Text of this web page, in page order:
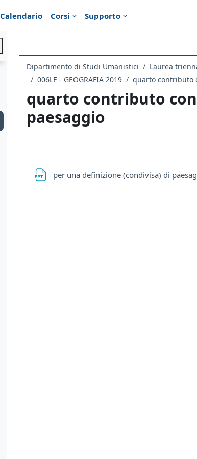
Calendario Corsi Supporto
Dipartimento di Studi Umanistici Laurea
006LE - GEOGRAFIA 2019
quarto contributo
paesaggio
per una definizione (condivisa) di